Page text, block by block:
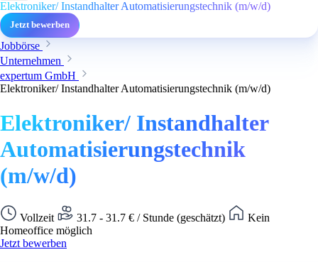
Elektroniker/ Instandhalter Automatisierungstechnik (m/w/d)
Jetzt bewerben
Jobbörse
Unternehmen
expertum GmbH
Elektroniker/ Instandhalter Automatisierungstechnik (m/w/d)
Elektroniker/ Instandhalter
Automatisierungstechnik
(m/w/d)
Vollzeit 31.7 - 31.7 € / Stunde (geschätzt)
Kein
Homeoffice möglich
Jetzt bewerben